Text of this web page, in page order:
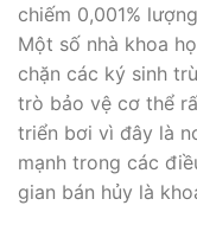
chiếm 0,001%
Một số nhà khoa
chặn các ký sinh
trò bảo vệ cơ thể
triển bơi vì đây là
mạnh trong các
gian bán hủy là